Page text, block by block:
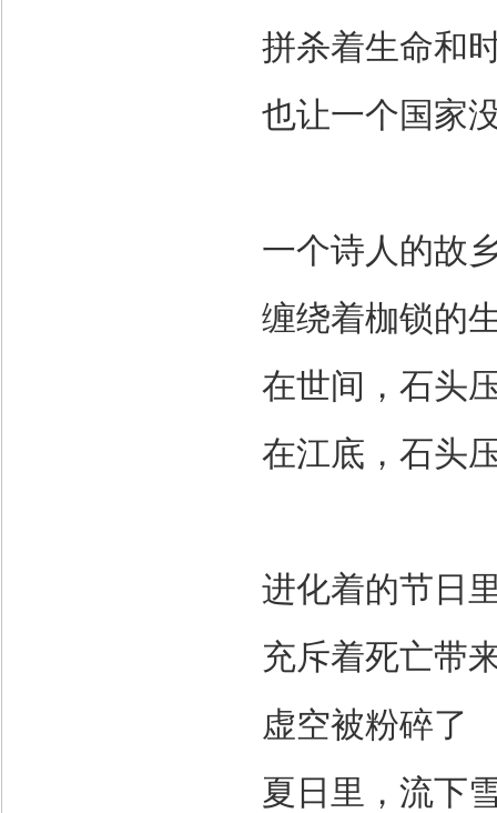
拼杀着生命和
也让一个国家
一个诗人的故
缠绕着枷锁的
在世间，石头
在江底，石头
进化着的节日
充斥着死亡带
虚空被粉碎了
夏日里，流下